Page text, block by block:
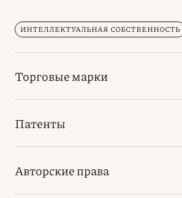
ИНТЕЛЛЕКТУАЛЬНАЯ СОБСТВЕННОСТЬ
Торговые марки
Патенты
Авторские права